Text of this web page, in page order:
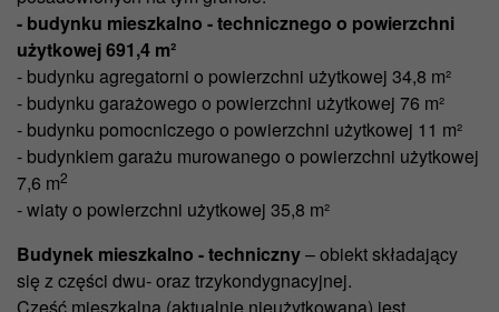
- budynku mieszkalno - technicznego o powierzchni
użytkowej 691,4 m²
- budynku agregatorni o powierzchni użytkowej 34,8 m²
- budynku garażowego o powierzchni użytkowej 76 m²
- budynku pomocniczego o powierzchni użytkowej 11 m²
- budynkiem garażu murowanego o powierzchni użytkowej
7,6 m2
- wiaty o powierzchni użytkowej 35,8 m²
Budynek mieszkalno - techniczny– obiekt składający
się z części dwu- oraz trzykondygnacyjnej.
Część mieszkalna (aktualnie nieużytkowana) jest